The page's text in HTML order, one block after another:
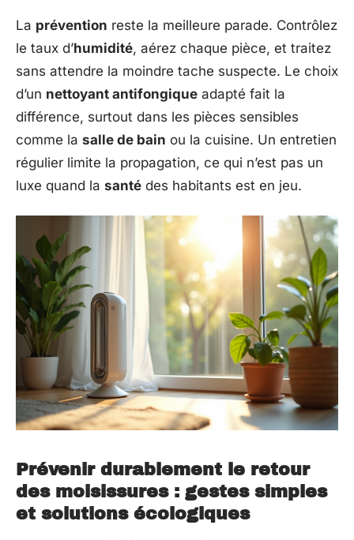
La prévention reste la meilleure parade. Contrôlez
le taux d’humidité, aérez chaque pièce, et traitez
sans attendre la moindre tache suspecte. Le choix
d’un nettoyant antifongique adapté fait la
différence, surtout dans les pièces sensibles
comme la salle de bain ou la cuisine. Un entretien
régulier limite la propagation, ce qui n’est pas un
luxe quand la santé des habitants est en jeu.
Prévenir durablement le retour
des moisissures : gestes simples
et solutions écologiques